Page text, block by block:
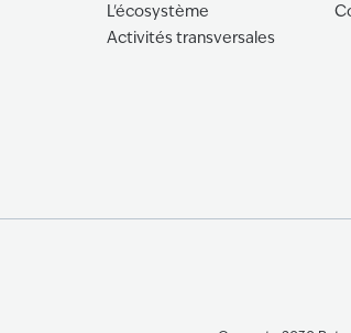
L'écosystème
Activités transversales